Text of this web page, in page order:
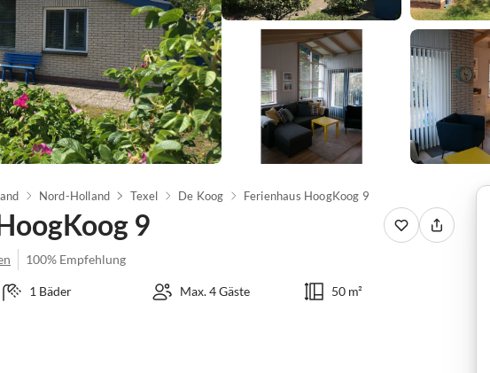
Nord-Holland Texel De Koog Ferienhaus HoogKoog 9
9
100% Empfehlung
1 Bäder Max. 4 Gäste 50 m²